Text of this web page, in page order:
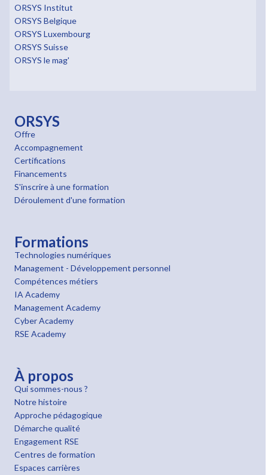
ORSYS Institut
ORSYS Belgique
ORSYS Luxembourg
ORSYS Suisse
ORSYS le mag'
ORSYS
Offre
Accompagnement
Certifications
Financements
S'inscrire à une formation
Déroulement d'une formation
Formations
Technologies numériques
Management - Développement personnel
Compétences métiers
IA Academy
Management Academy
Cyber Academy
RSE Academy
À propos
Qui sommes-nous ?
Notre histoire
Approche pédagogique
Démarche qualité
Engagement RSE
Centres de formation
Espaces carrières